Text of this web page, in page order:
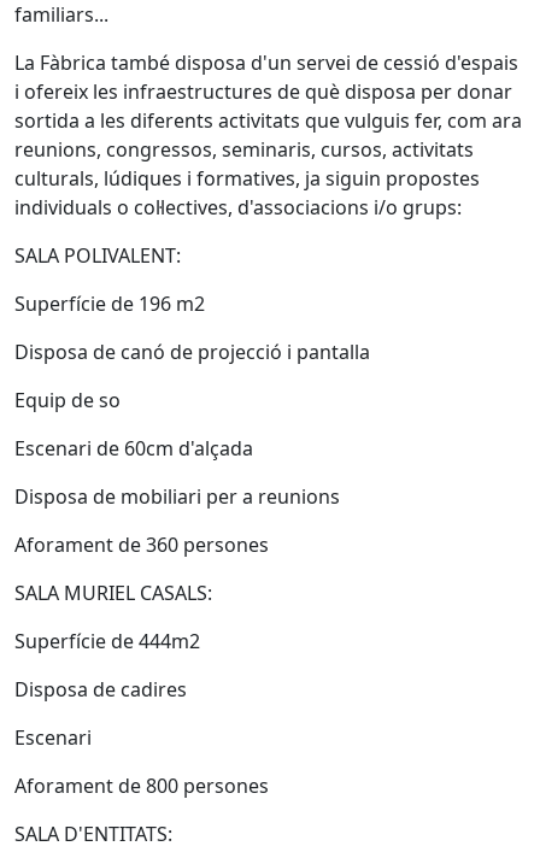
familiars...
La Fàbrica també disposa d'un servei de cessió d'espais
i ofereix les infraestructures de què disposa per donar
sortida a les diferents activitats que vulguis fer, com ara
reunions, congressos, seminaris, cursos, activitats
culturals, lúdiques i formatives, ja siguin propostes
individuals o col·lectives, d'associacions i/o grups:
SALA POLIVALENT:
Superfície de 196 m2
Disposa de canó de projecció i pantalla
Equip de so
Escenari de 60cm d'alçada
Disposa de mobiliari per a reunions
Aforament de 360 persones
SALA MURIEL CASALS:
Superfície de 444m2
Disposa de cadires
Escenari
Aforament de 800 persones
SALA D'ENTITATS: